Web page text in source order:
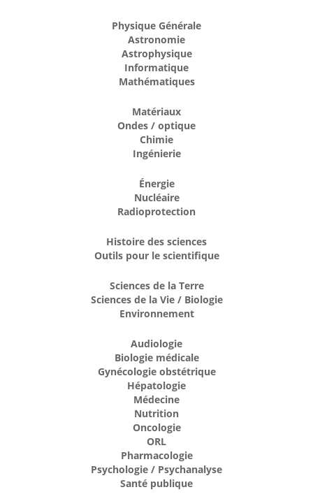
Physique Générale
Astronomie
Astrophysique
Informatique
Mathématiques
Matériaux
Ondes / optique
Chimie
Ingénierie
Énergie
Nucléaire
Radioprotection
Histoire des sciences
Outils pour le scientifique
Sciences de la Terre
Sciences de la Vie / Biologie
Environnement
Audiologie
Biologie médicale
Gynécologie obstétrique
Hépatologie
Médecine
Nutrition
Oncologie
ORL
Pharmacologie
Psychologie / Psychanalyse
Santé publique